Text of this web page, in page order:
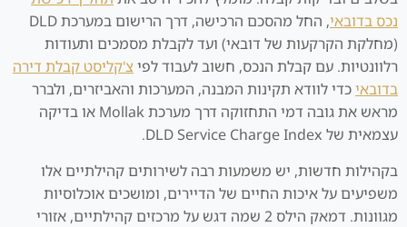
נכס בדובאי
, החל מהסכם הרכישה, דרך הרישום במערכת DLD
(מחלקת הקרקעות של דובאי) ועד לקבלת מסמכים ותעודות
רלוונטיות. עם קבלת הנכס, חשוב לעבוד לפי צ'קליסט קבלת דירה
בדובאיכדי לוודא תקינות המבנה, המערכות והאביזרים, ולברר
מראש את גובה דמי התחזוקה דרך מערכת Mollak או בדיקה
עצמאית של DLD Service Charge Index.
בקהילות חדשות, יש משמעות רבה לשירותים קהילתיים אלו
משפיעים על איכות החיים של הדיירים, ומושכים אוכלוסיות
מגוונות. דמאק הילס 2 שמה דגש על מרכזים קהילתיים, אזורי